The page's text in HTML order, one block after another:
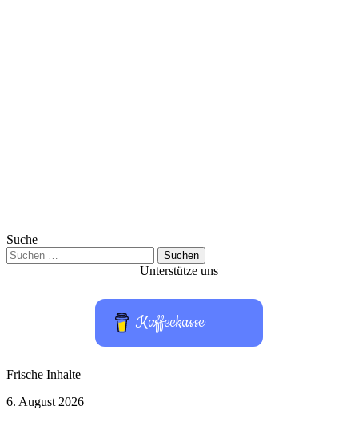
Suche
Suchen
nach:
Unterstütze uns
Kaffeekasse
Frische Inhalte
GeForce
6. August 2026